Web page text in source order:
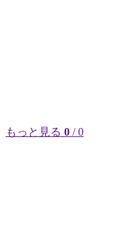
もっと見る 0 / 0